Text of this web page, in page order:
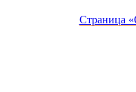
Страница